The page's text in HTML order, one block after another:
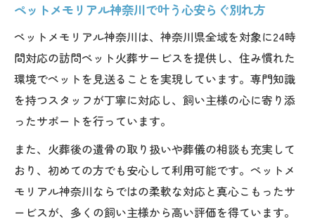
ペットメモリアル神奈川で叶う心安らぐ別れ方
ペットメモリアル神奈川は、神奈川県全域を対象に24時
間対応の訪問ペット火葬サービスを提供し、住み慣れた
環境でペットを見送ることを実現しています。専門知識
を持つスタッフが丁寧に対応し、飼い主様の心に寄り添
ったサポートを行っています。
また、火葬後の遺骨の取り扱いや葬儀の相談も充実して
おり、初めての方でも安心して利用可能です。ペットメ
モリアル神奈川ならではの柔軟な対応と真心こもったサ
ービスが、多くの飼い主様から高い評価を得ています。